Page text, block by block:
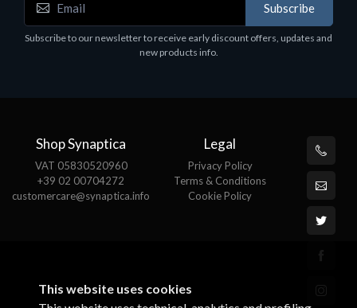
Subscribe
Subscribe to our newsletter to receive early discount offers, updates and
new products info.
Shop Synaptica
VAT 05830520960
+39 02 00704272
customercare@synaptica.info
Legal
Privacy Policy
Terms & Conditions
Cookie Policy
This website uses cookies